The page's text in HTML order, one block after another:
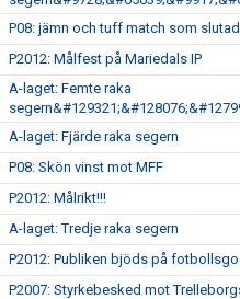
P08: jämn och tuff match som
P2012: Målfest på Mariedals IP
A-laget: Femte raka
A-laget: Fjärde raka segern
P08: Skön vinst mot MFF
P2012: Målrikt!!!
A-laget: Tredje raka segern
P2012: Publiken bjöds på
P2007: Styrkebesked mot